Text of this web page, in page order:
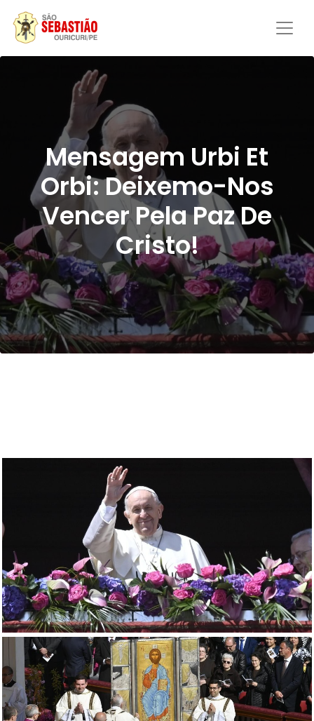
Mensagem Urbi Et
Orbi: Deixemo-Nos
Vencer Pela Paz De
Cristo!